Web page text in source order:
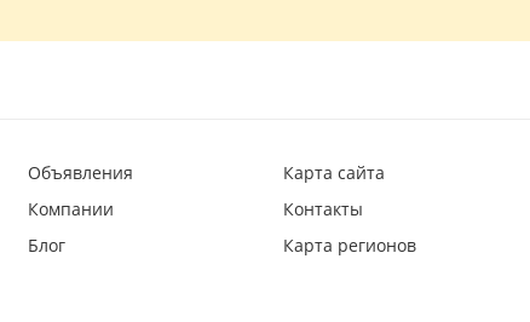
Объявления
Компании
Блог
Карта сайта
Контакты
Карта регионов